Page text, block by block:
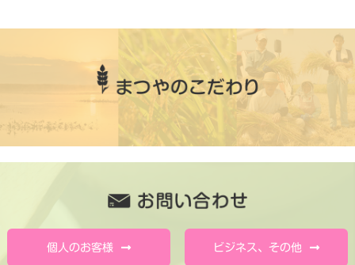
個人のお客様 ビジネス、その他